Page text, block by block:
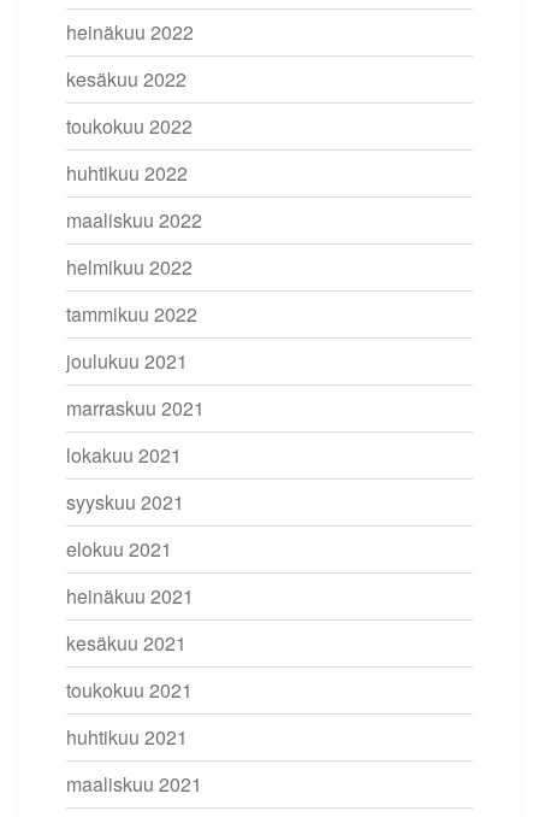
heinäkuu 2022
kesäkuu 2022
toukokuu 2022
huhtikuu 2022
maaliskuu 2022
helmikuu 2022
tammikuu 2022
joulukuu 2021
marraskuu 2021
lokakuu 2021
syyskuu 2021
elokuu 2021
heinäkuu 2021
kesäkuu 2021
toukokuu 2021
huhtikuu 2021
maaliskuu 2021